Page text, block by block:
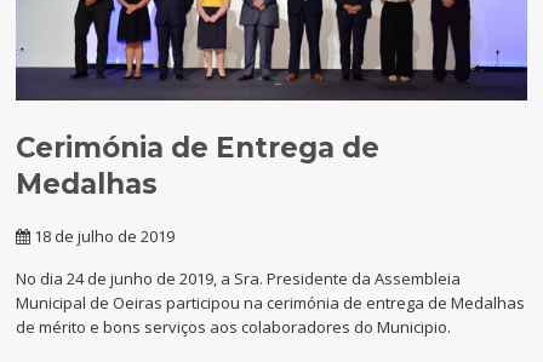
Cerimónia de Entrega de
Medalhas
18 de julho de 2019
​No dia 24 de junho de 2019, a Sra. Presidente da Assembleia
Municipal de Oeiras participou na cerimónia de entrega de Medalhas
de mérito e bons serviços aos colaboradores do Municipio.